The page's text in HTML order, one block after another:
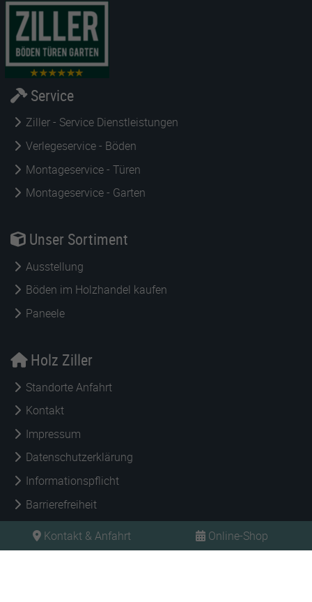
Service
Ziller - Service Dienstleistungen
Verlegeservice - Böden
Montageservice - Türen
Montageservice - Garten
Unser Sortiment
Ausstellung
Böden im Holzhandel kaufen
Paneele
Holz Ziller
Standorte Anfahrt
Kontakt
Impressum
Datenschutzerklärung
Informationspflicht
Barrierefreiheit
Kontakt & Anfahrt Online-Shop